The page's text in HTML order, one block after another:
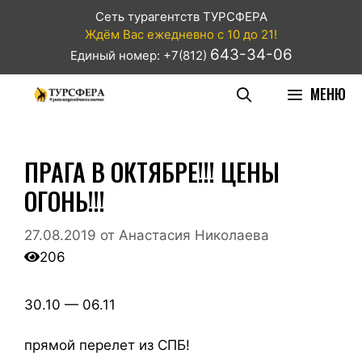
Сеть турагентств ТУРСФЕРА
Ждём Вас ежедневно с 10 до 21!
Единый номер: +7(812) 643-34-06
МЕНЮ
ПРАГА В ОКТЯБРЕ!!! ЦЕНЫ
ОГОНЬ!!!
27.08.2019 от Анастасия Николаева
206
30.10 — 06.11
прямой перелет из СПБ!